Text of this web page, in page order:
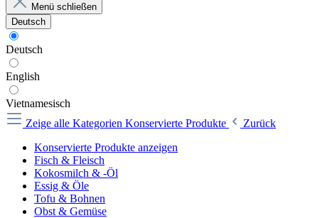
Menü schließen
Deutsch
Deutsch
English
Vietnamesisch
Zeige alle Kategorien Konservierte Produkte
Zurück
Konservierte Produkte anzeigen
Fisch & Fleisch
Kokosmilch & -Öl
Essig & Öle
Tofu & Bohnen
Obst & Gemüse